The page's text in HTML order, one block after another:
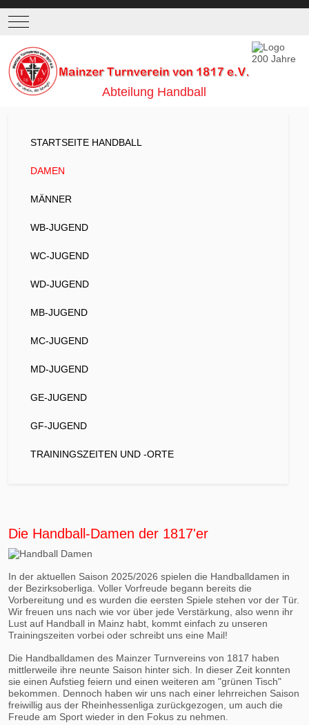
Mobile Menu Toggle
Abteilung Handball
STARTSEITE HANDBALL
DAMEN
MÄNNER
WB-JUGEND
WC-JUGEND
WD-JUGEND
MB-JUGEND
MC-JUGEND
MD-JUGEND
GE-JUGEND
GF-JUGEND
TRAININGSZEITEN UND -ORTE
Die Handball-Damen der 1817'er
In der aktuellen Saison 2025/2026 spielen die Handballdamen in
der Bezirksoberliga. Voller Vorfreude begann bereits die
Vorbereitung und es wurden die eersten Spiele stehen vor der Tür.
Wir freuen uns nach wie vor über jede Verstärkung, also wenn ihr
Lust auf Handball in Mainz habt, kommt einfach zu unseren
Trainingszeiten vorbei oder schreibt uns eine Mail!
Die Handballdamen des Mainzer Turnvereins von 1817 haben
mittlerweile ihre neunte Saison hinter sich. In dieser Zeit konnten
sie einen Aufstieg feiern und einen weiteren am "grünen Tisch"
bekommen. Dennoch haben wir uns nach einer lehrreichen Saison
freiwillig aus der Rheinhessenliga zurückgezogen, um auch die
Freude am Sport wieder in den Fokus zu nehmen.